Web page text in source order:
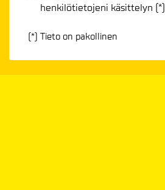
henkilötietojeni käsittelyn (*)
(*) Tieto on pakollinen